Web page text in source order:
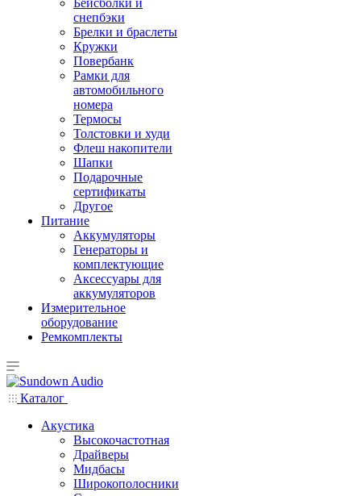
Бейсболки и
снепбэки
Брелки и браслеты
Кружки
Повербанк
Рамки для
автомобильного
номера
Термосы
Толстовки и худи
Флеш накопители
Шапки
Подарочные
сертификаты
Другое
Питание
Аккумуляторы
Генераторы и
комплектующие
Аксессуары для
аккумуляторов
Измерительное
оборудование
Ремкомплекты
Каталог
Акустика
Высокочастотная
Драйверы
Мидбасы
Широкополосники